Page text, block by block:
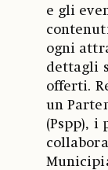
e gli
ogni
dettagli
offerti.
un
(Pspp), i